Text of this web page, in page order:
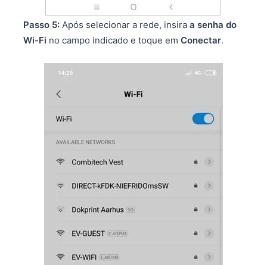
Passo 5: Após selecionar a rede, insira a senha do
Wi-Fi no campo indicado e toque em Conectar.